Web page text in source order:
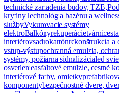
technické zariadenia budov, TZB,
krytinyTechnológia bazénu a
službyVykurovacie systémy
elektroBalkónyrekuperácietvárnice
interiérovsadrokartónrekonštrukcia a
vstup-výstupochranná emulzia,
systémy, požiarna sidnalizácialed
osvetlenieasfaltové emulzie, cestné
interiérové farby, omietky
komponentybezpečnostné dvere,